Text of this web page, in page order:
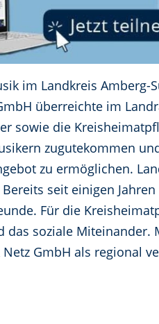
im Landkreis Amberg-
überreichte im
sowie die
zugutekommen
zu ermöglichen.
seit einigen
Für die
soziale Miteinander.
GmbH als regional